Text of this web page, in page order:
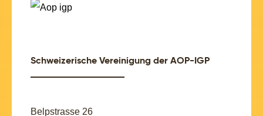
Schweizerische Vereinigung der AOP-IGP
Belpstrasse 26